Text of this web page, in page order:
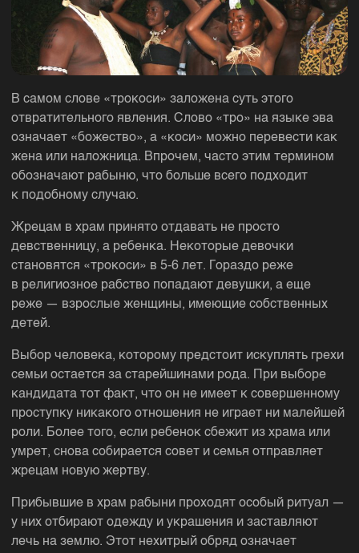
В самом слове «трокоси» заложена суть этого
отвратительного явления. Слово «тро» на языке эва
означает «божество», а «коси» можно перевести как
жена или наложница. Впрочем, часто этим термином
обозначают рабыню, что больше всего подходит
к подобному случаю.
Жрецам в храм принято отдавать не просто
девственницу, а ребенка. Некоторые девочки
становятся «трокоси» в 5-6 лет. Гораздо реже
в религиозное рабство попадают девушки, а еще
реже — взрослые женщины, имеющие собственных
детей.
Выбор человека, которому предстоит искуплять грехи
семьи остается за старейшинами рода. При выборе
кандидата тот факт, что он не имеет к совершенному
проступку никакого отношения не играет ни малейшей
роли. Более того, если ребенок сбежит из храма или
умрет, снова собирается совет и семья отправляет
жрецам новую жертву.
Прибывшие в храм рабыни проходят особый ритуал —
у них отбирают одежду и украшения и заставляют
лечь на землю. Этот нехитрый обряд означает